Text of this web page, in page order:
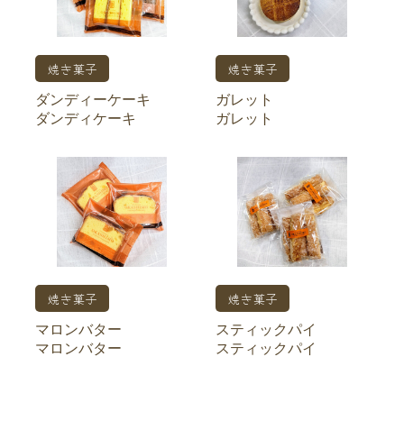
焼き菓子
ダンディーケーキ
ダンディケーキ
焼き菓子
ガレット
ガレット
焼き菓子
マロンバター
マロンバター
焼き菓子
スティックパイ
スティックパイ